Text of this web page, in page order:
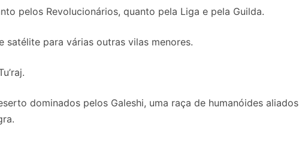
pelos Revolucionários, quanto pela Liga e pela Guilda.
satélite para várias outras vilas menores.
dominados pelos Galeshi, uma raça de humanóides aliados